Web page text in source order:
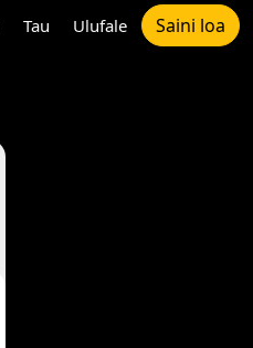
Tau Ulufale Saini loa